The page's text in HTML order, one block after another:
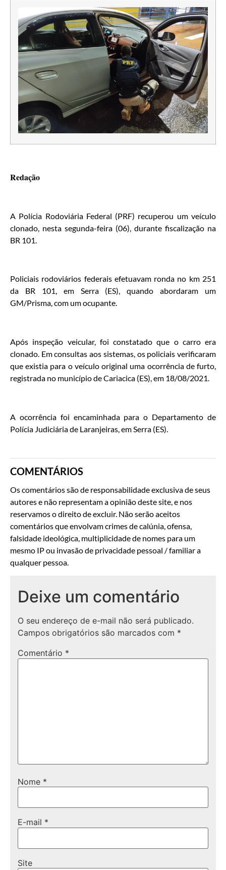
Redação
A Polícia Rodoviária Federal (PRF) recuperou um veículo
clonado, nesta segunda-feira (06), durante fiscalização na
BR 101.
Policiais rodoviários federais efetuavam ronda no km 251
da BR 101, em Serra (ES), quando abordaram um
GM/Prisma, com um ocupante.
Após inspeção veicular, foi constatado que o carro era
clonado. Em consultas aos sistemas, os policiais verificaram
que existia para o veículo original uma ocorrência de furto,
registrada no município de Cariacica (ES), em 18/08/2021.
A ocorrência foi encaminhada para o Departamento de
Polícia Judiciária de Laranjeiras, em Serra (ES).
COMENTÁRIOS
Os comentários são de responsabilidade exclusiva de seus
autores e não representam a opinião deste site, e nos
reservamos o direito de excluir. Não serão aceitos
comentários que envolvam crimes de calúnia, ofensa,
falsidade ideológica, multiplicidade de nomes para um
mesmo IP ou invasão de privacidade pessoal / familiar a
qualquer pessoa.
Deixe um comentário
O seu endereço de e-mail não será publicado.
Campos obrigatórios são marcados com *
Comentário *
Nome *
E-mail *
Site